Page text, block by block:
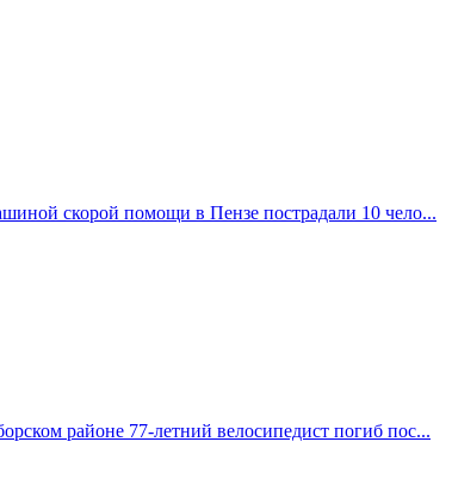
скорой помощи в Пензе пострадали 10 чело...
районе 77-летний велосипедист погиб пос...